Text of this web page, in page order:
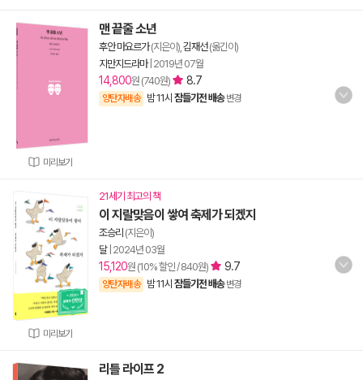
미리보기
맨 끝줄 소년
후안 마요르가(지은이), 김재선(옮긴이)
지만지드라마| 2019년 07월
14,800원 (740원) 8.7
양탄자배송 밤 11시 잠들기전 배송 변경
미리보기
21세기 최고의 책
이 지랄맞음이 쌓여 축제가 되겠지
조승리 (지은이)
달| 2024년 03월
15,120원 (10% 할인 / 840원) 9.7
양탄자배송 밤 11시 잠들기전 배송 변경
리틀 라이프 2